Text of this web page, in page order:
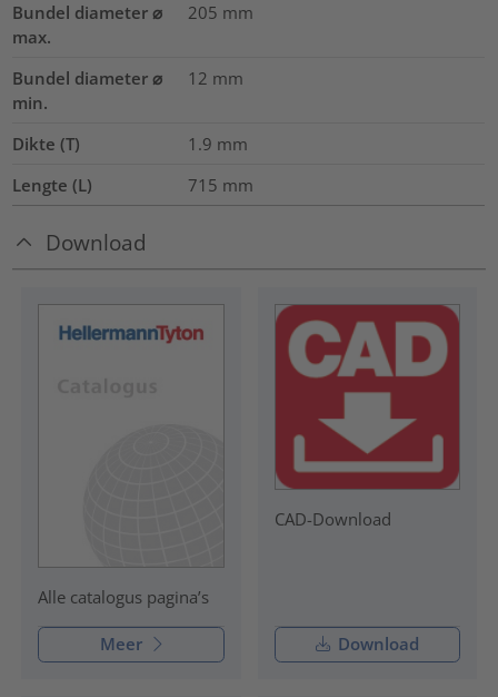
Bundel diameter ⌀
max.
205 mm
Bundel diameter ⌀
min.
12 mm
Dikte (T) 1.9 mm
Lengte (L)
715 mm
Download
Alle catalogus pagina’s
Meer
CAD-Download
Download